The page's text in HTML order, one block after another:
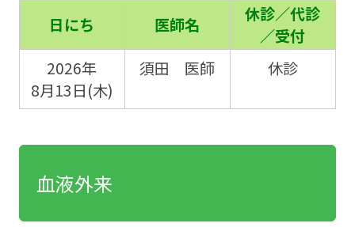
日にち 医師名
休診／代診
／受付
2026年
8月13日(木)
須田 医師 休診
血液外来